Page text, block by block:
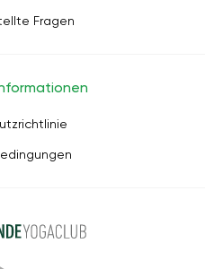
Fragen